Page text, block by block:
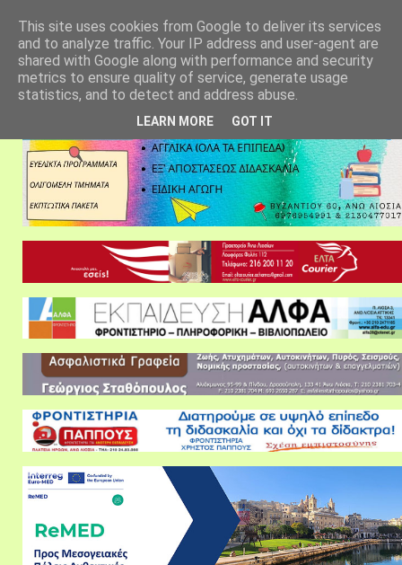
This site uses cookies from Google to deliver its services
and to analyze traffic. Your IP address and user-agent are
shared with Google along with performance and security
metrics to ensure quality of service, generate usage
statistics, and to detect and address abuse.
LEARN MORE GOT IT